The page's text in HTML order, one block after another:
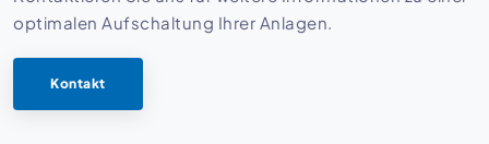
optimalen Aufschaltung Ihrer Anlagen.
Kontakt